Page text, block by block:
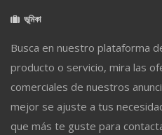
ভূমিকা
Busca en nuestro plataforma
producto o servicio, mira las
comerciales de nuestros
mejor se ajuste a tus
que más te guste para